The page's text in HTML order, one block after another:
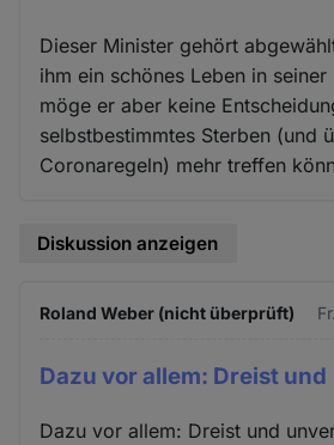
Dieser Minister gehört
ihm ein schönes Leben in
möge er aber keine
selbstbestimmtes Sterben (und
Coronaregeln) mehr treffen
Diskussion anzeigen
Roland Weber (nicht überprüft)
Dazu vor allem: Dreist und
Dazu vor allem: Dreist und